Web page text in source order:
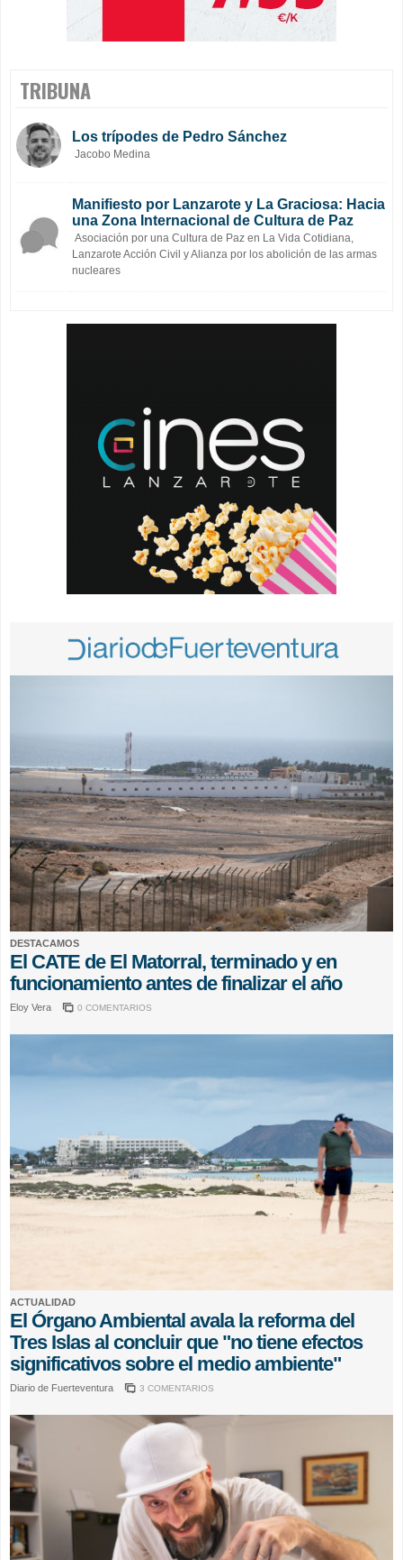
TRIBUNA
Los trípodes de Pedro Sánchez
Jacobo Medina
Manifiesto por Lanzarote y La Graciosa: Hacia
una Zona Internacional de Cultura de Paz
Asociación por una Cultura de Paz en La Vida Cotidiana,
Lanzarote Acción Civil y Alianza por los abolición de las armas
nucleares
DESTACAMOS
El CATE de El Matorral, terminado y en
funcionamiento antes de finalizar el año
Eloy Vera 0 COMENTARIOS
ACTUALIDAD
El Órgano Ambiental avala la reforma del
Tres Islas al concluir que "no tiene efectos
significativos sobre el medio ambiente"
Diario de Fuerteventura 3 COMENTARIOS